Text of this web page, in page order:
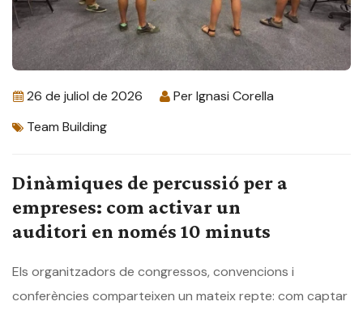
26 de juliol de 2026 PerIgnasi Corella
Team Building
Dinàmiques de percussió per a
empreses: com activar un
auditori en només 10 minuts
Els organitzadors de congressos, convencions i
conferències comparteixen un mateix repte: com captar